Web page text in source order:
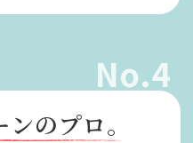
No.4
のプロ。